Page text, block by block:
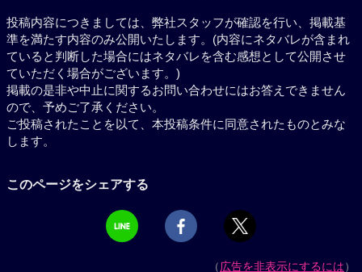
投稿内容につきましては、弊社スタッフが確認を行い、掲載基
準を満たす内容のみ公開いたします。(内容にネタバレが含まれ
ていると判断した場合にはネタバレを含む感想として公開させ
ていただく場合がございます。)
掲載の是非や中止に関するお問い合わせにはお答えできません
ので、予めご了承ください。
ご投稿されたことを以て、本投稿条件に同意されたものとみな
します。
このページをシェアする
（広告を非表示にするには）